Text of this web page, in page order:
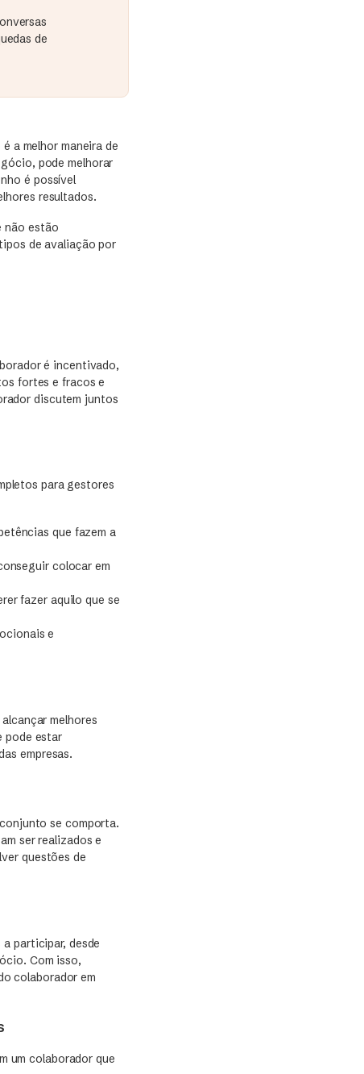
de
a melhor maneira de
pode melhorar
é possível
resultados.
não estão
de avaliação por
é incentivado,
fortes e fracos e
discutem juntos
para gestores
que fazem a
colocar em
fazer aquilo que se
e
melhores
pode estar
empresas.
se comporta.
ser realizados e
questões de
participar, desde
Com isso,
colaborador em
um colaborador que